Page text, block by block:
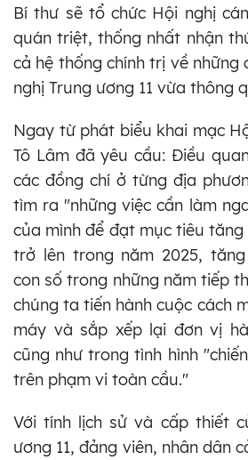
Bí thư sẽ tổ chức Hội nghị
quán triệt, thống nhất nhận
cả hệ thống chính trị về những
nghị Trung ương 11 vừa thông
Ngay từ phát biểu khai mạc
Tô Lâm đã yêu cầu: Điều
các đồng chí ở từng địa
tìm ra "những việc cần làm
của mình để đạt mục tiêu
trở lên trong năm 2025,
con số trong những năm tiếp
chúng ta tiến hành cuộc cách
máy và sắp xếp lại đơn vị
cũng như trong tình hình
trên phạm vi toàn cầu."
Với tính lịch sử và cấp thiết
ương 11, đảng viên, nhân dân